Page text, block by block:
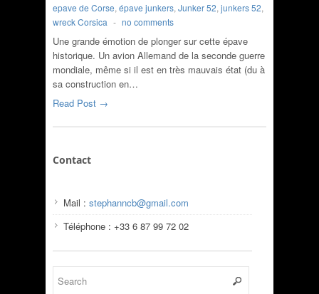
epave de Corse, épave junkers, Junker 52, junkers 52,
wreck Corsica - no comments
Une grande émotion de plonger sur cette épave
historique. Un avion Allemand de la seconde guerre
mondiale, même si il est en très mauvais état (du à
sa construction en…
Read Post →
Contact
Mail : stephanncb@gmail.com
Téléphone : +33 6 87 99 72 02